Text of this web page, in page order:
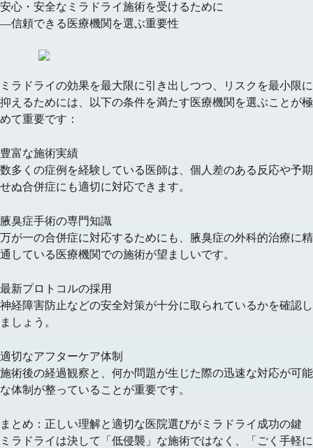
安心・安全なミラドライ施術を受けるために
—信頼できる医療機関を選ぶ重要性
ミラドライの効果を最大限に引き出しつつ、リスクを最小限に
抑えるためには、以下の条件を満たす医療機関を選ぶことが極
めて重要です：
豊富な施術実績
数多くの症例を経験している医師は、個人差のある反応や予期
せぬ合併症にも適切に対応できます。
腋臭症手術の専門知識
万が一の合併症に対応するためにも、腋臭症の外科的治療に精
通している医療機関での施術が望ましいです。
最新プロトコルの採用
神経障害防止などの安全対策が十分に取られているかを確認し
ましょう。
適切なアフターケア体制
施術後の経過観察と、何か問題が生じた際の迅速な対応が可能
な体制が整っていることが重要です。
まとめ：正しい理解と適切な医院選びがミラドライ成功の鍵
ミラドライは決して「低侵襲」な施術ではなく、「ごく手軽に